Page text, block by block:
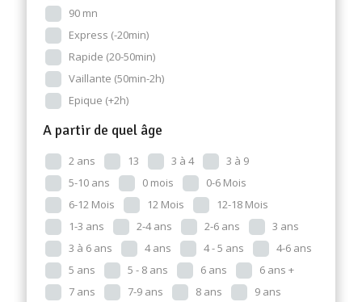
90 mn
Express (-20min)
Rapide (20-50min)
Vaillante (50min-2h)
Epique (+2h)
A partir de quel âge
2 ans 13 3 à 4
3 à 9
5-10 ans
0 mois
0-6 Mois
6-12 Mois
12 Mois
12-18 Mois
1-3 ans
2-4 ans 2-6 ans
3 ans
3 à 6 ans
4 ans 4 - 5 ans
4-6 ans
5 ans
5 - 8 ans 6 ans
6 ans +
7 ans
7-9 ans 8 ans
9 ans